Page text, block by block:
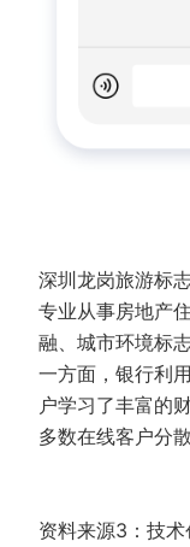
深圳龙岗旅游标
专业从事房地产
融、城市环境标
一方面，银行利
户学习了丰富的
多数在线客户分
资料来源3：技